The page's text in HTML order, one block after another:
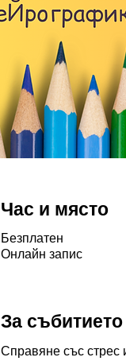
Час и място
Безплатен
Онлайн запис
За събитието
Справяне със стрес